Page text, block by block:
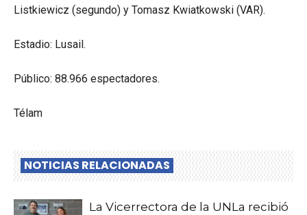
Listkiewicz (segundo) y Tomasz Kwiatkowski (VAR).
Estadio: Lusail.
Público: 88.966 espectadores.
Télam
NOTICIAS RELACIONADAS
La Vicerrectora de la UNLa recibió